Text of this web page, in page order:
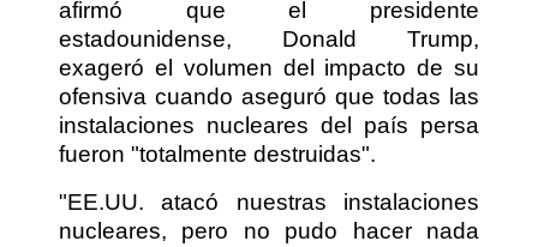
afirmó que el presidente
estadounidense, Donald Trump,
exageró el volumen del impacto de su
ofensiva cuando aseguró que todas las
instalaciones nucleares del país persa
fueron "totalmente destruidas".
"EE.UU. atacó nuestras instalaciones
nucleares, pero no pudo hacer nada